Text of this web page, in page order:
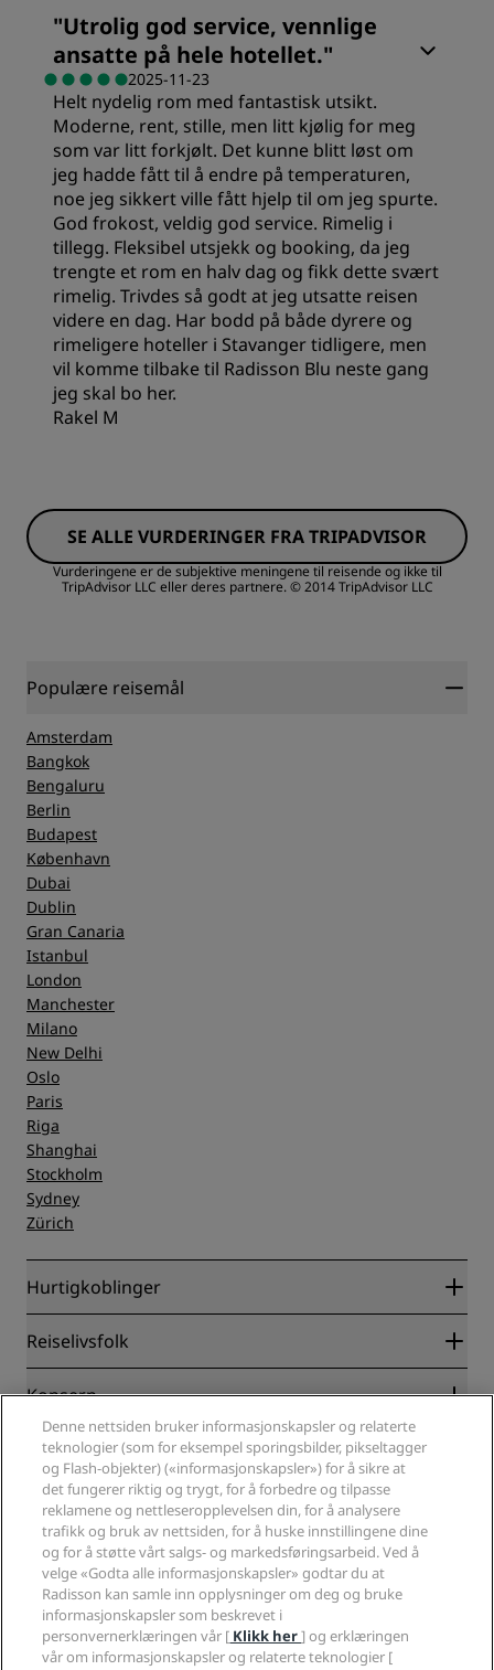
Service
"Utrolig god service, vennlige
ansatte på hele hotellet."
2025-11-23
Helt nydelig rom med fantastisk utsikt.
Moderne, rent, stille, men litt kjølig for meg
som var litt forkjølt. Det kunne blitt løst om
jeg hadde fått til å endre på temperaturen,
noe jeg sikkert ville fått hjelp til om jeg spurte.
God frokost, veldig god service. Rimelig i
tillegg. Fleksibel utsjekk og booking, da jeg
trengte et rom en halv dag og fikk dette svært
rimelig. Trivdes så godt at jeg utsatte reisen
videre en dag. Har bodd på både dyrere og
rimeligere hoteller i Stavanger tidligere, men
vil komme tilbake til Radisson Blu neste gang
jeg skal bo her.
Rakel M
Verdi
Sted
Renslighet
Service
SE ALLE VURDERINGER FRA TRIPADVISOR
Vurderingene er de subjektive meningene til reisende og ikke til
TripAdvisor LLC eller deres partnere. © 2014 TripAdvisor LLC
Populære reisemål
Amsterdam
Bangkok
Bengaluru
Berlin
Budapest
København
Dubai
Dublin
Gran Canaria
Istanbul
London
Manchester
Milano
New Delhi
Oslo
Paris
Riga
Shanghai
Stockholm
Sydney
Zürich
Hurtigkoblinger
Radisson Rewards
Blog
Nye hoteller og hoteller under utvikling
Radisson Hotels APP
Sportsgodkjente hoteller
Familievennlige hoteller
Helse og sikkerhet
Reiselivsfolk
Partnere
Konsern
Radisson Hotel Group
Presse
Jobb i RHG
Jobb i PPHE
Karriere EHL
The Club by RHG
Utviklingsmuligheter
Ansvarlig virksomhet
Innkjøp
Juridisk
Personvernsenter
Juridisk informasjon
Vilkår og betingelser for Radisson Rewards
Avtale om nettstedsbruk
Digital tilgjengelighet
Erklæring om moderne slaveri
Redegjørelse om våre aktsomhetsvuderinger
Hjelp
Forbrukervarsler
Kontakt
VANLIGE SPØRSMÅL
Sidekart
Sosiale medier
Radisson Hotels-merker
Denne nettsiden bruker informasjonskapsler og relaterte
teknologier (som for eksempel sporingsbilder, pikseltagger
og Flash-objekter) («informasjonskapsler») for å sikre at
det fungerer riktig og trygt, for å forbedre og tilpasse
reklamene og nettleseropplevelsen din, for å analysere
trafikk og bruk av nettsiden, for å huske innstillingene dine
og for å støtte vårt salgs- og markedsføringsarbeid. Ved å
velge «Godta alle informasjonskapsler» godtar du at
Radisson kan samle inn opplysninger om deg og bruke
informasjonskapsler som beskrevet i
personvernerklæringen vår [ Klikk her] og erklæringen
vår om informasjonskapsler og relaterte teknologier [